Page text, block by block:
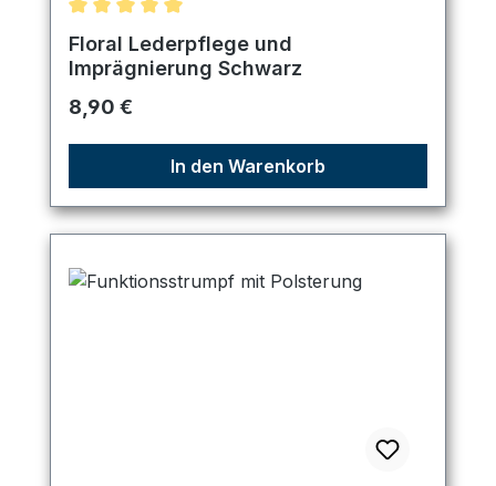
Durchschnittliche Bewertung von 5 von 5 Sternen
Floral Lederpflege und
Imprägnierung Schwarz
Regulärer Preis:
8,90 €
In den Warenkorb